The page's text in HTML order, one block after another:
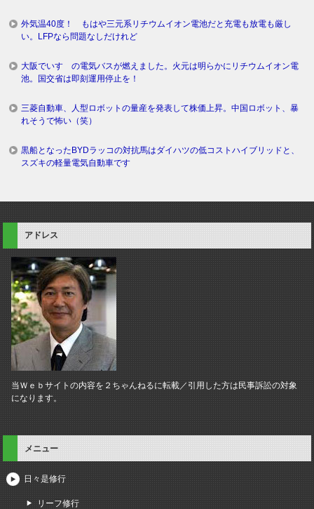
外気温40度！ もはや三元系リチウムイオン電池だと充電も放電も厳し
い。LFPなら問題なしだけれど
大阪でいすゞの電気バスが燃えました。火元は明らかにリチウムイオン電
池。国交省は即刻運用停止を！
三菱自動車、人型ロボットの量産を発表して株価上昇。中国ロボット、暴
れそうで怖い（笑）
黒船となったBYDラッコの対抗馬はダイハツの低コストハイブリッドと、
スズキの軽量電気自動車です
アドレス
当Ｗｅｂサイトの内容を２ちゃんねるに転載／引用した方は民事訴訟の対象
になります。
メニュー
日々是修行
リーフ修行